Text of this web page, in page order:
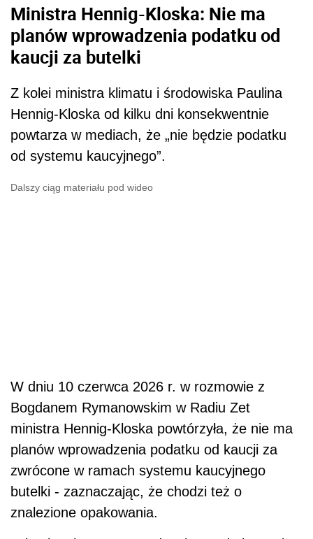
Ministra Hennig-Kloska: Nie ma
planów wprowadzenia podatku od
kaucji za butelki
Z kolei ministra klimatu i środowiska Paulina
Hennig-Kloska od kilku dni konsekwentnie
powtarza w mediach, że „nie będzie podatku
od systemu kaucyjnego”.
Dalszy ciąg materiału pod wideo
W dniu 10 czerwca 2026 r. w rozmowie z
Bogdanem Rymanowskim w Radiu Zet
ministra Hennig-Kloska powtórzyła, że nie ma
planów wprowadzenia podatku od kaucji za
zwrócone w ramach systemu kaucyjnego
butelki - zaznaczając, że chodzi też o
znalezione opakowania.